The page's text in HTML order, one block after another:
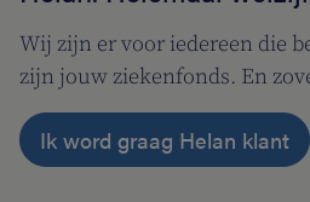
Wij zijn er voor iedereen die
zijn jouw ziekenfonds. En
Ik word graag Helan klant